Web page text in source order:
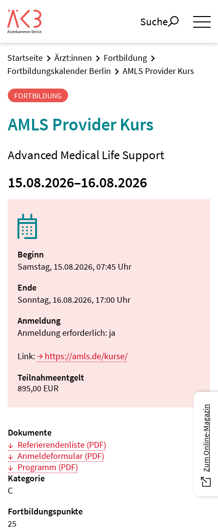
Suche
Startseite Ärzt:innen
Fortbildung
Fortbildungskalender Berlin
AMLS Provider Kurs
FORTBILDUNG
AMLS Provider Kurs
Advanced Medical Life Support
15.08.2026–16.08.2026
Beginn
Samstag, 15.08.2026, 07:45 Uhr
Ende
Sonntag, 16.08.2026, 17:00 Uhr
Anmeldung
Anmeldung erforderlich: ja
Link:
https://amls.de/kurse/
Teilnahmeentgelt
895,00 EUR
Dokumente
Referierendenliste (PDF)
Anmeldeformular (PDF)
Programm (PDF)
Kategorie
C
Fortbildungspunkte
25
Zum Online-Magazin